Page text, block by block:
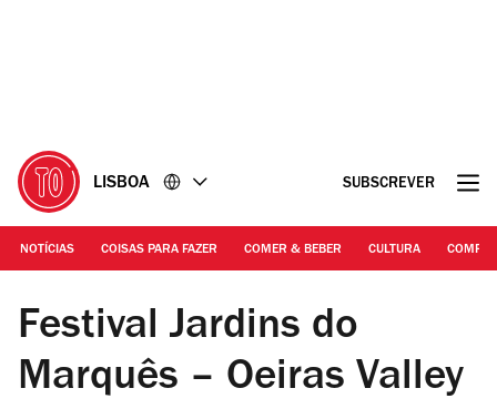
LISBOA SUBSCREVER
NOTÍCIAS COISAS PARA FAZER COMER & BEBER CULTURA
DR | Baco Exu do Blues
Festival Jardins do
Marquês – Oeiras Valley